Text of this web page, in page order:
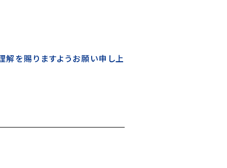
解を賜りますようお願い申し上